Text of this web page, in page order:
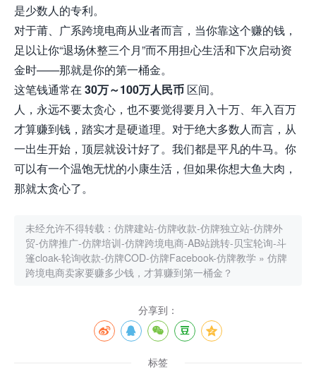
是少数人的专利。
对于莆、广系跨境电商从业者而言，当你靠这个赚的钱，
足以让你“退场休整三个月”而不用担心生活和下次启动资
金时——那就是你的第一桶金。
这笔钱通常在 30万～100万人民币 区间。
人，永远不要太贪心，也不要觉得要月入十万、年入百万
才算赚到钱，踏实才是硬道理。对于绝大多数人而言， 从
一出生开始，顶层就设计好了。我们都是平凡的牛马。你
可以有一个温饱无忧的小康生活，但如果你想大鱼大肉，
那就太贪心了。
未经允许不得转载： 仿牌建站-仿牌收款-仿牌独立站-仿牌外
贸-仿牌推广-仿牌培训-仿牌跨境电商-AB站跳转-贝宝轮询-斗
篷cloak-轮询收款-仿牌COD-仿牌Facebook-仿牌教学 » 仿牌
跨境电商卖家要赚多少钱，才算赚到第一桶金？
分享到：
标签